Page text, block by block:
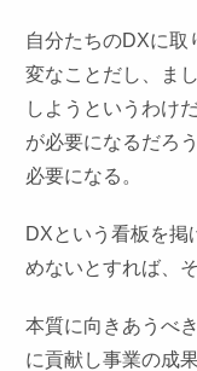
自分たちのDXに取
変なことだし、ま
しようというわけ
が必要になるだろ
必要になる。
DXという看板を掲
めないとすれば、
本質に向きあうべ
に貢献し事業の成